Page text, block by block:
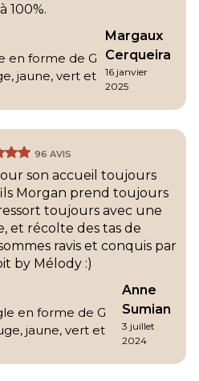
à 100%.
Margaux
Cerqueira
16 janvier
2025
96 AVIS
son accueil toujours
Morgan prend toujours
toujours avec une
et récolte des tas de
ravis et conquis par
by Mélody :)
Anne
Sumian
3 juillet
2024